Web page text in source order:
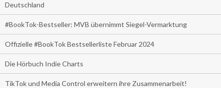
Deutschland
#BookTok-Bestseller: MVB übernimmt Siegel-Vermarktung
Offizielle #BookTok Bestsellerliste Februar 2024
Die Hörbuch Indie Charts
TikTok und Media Control erweitern ihre Zusammenarbeit!